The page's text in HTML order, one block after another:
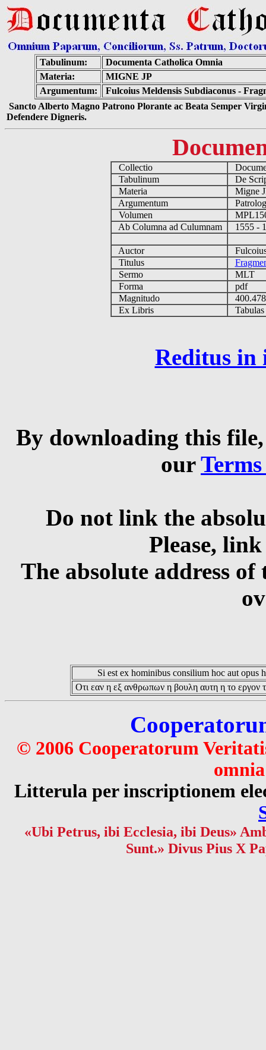
Tabulinum:
Documenta Catholica Omnia
Materia:
MIGNE JP
Argumentum:
Fulcoius Meldensis Subdiaconus -
Sancto Alberto Magno Patrono Plorante ac Beata Semper
Defendere Digneris.
Collectio
Tabulinum
De
Materia
Migne
Argumentum
Volumen
Ab Columna ad Culumnam
1555 -
Auctor
Titulus
Sermo
MLT
Forma
pdf
Magnitudo
Ex Libris
Reditus in
By downloading this
our
Do not link the
Please,
The absolute address
Si est ex hominibus consilium hoc aut opus
Οτι εαν η εξ ανθρωπων η βουλη αυτη η το εργον
© 2006 Cooperatorum
Litterula per inscriptionem
«Ubi Petrus, ibi Ecclesia, ibi Deus»
Sunt.» Divus Pius X